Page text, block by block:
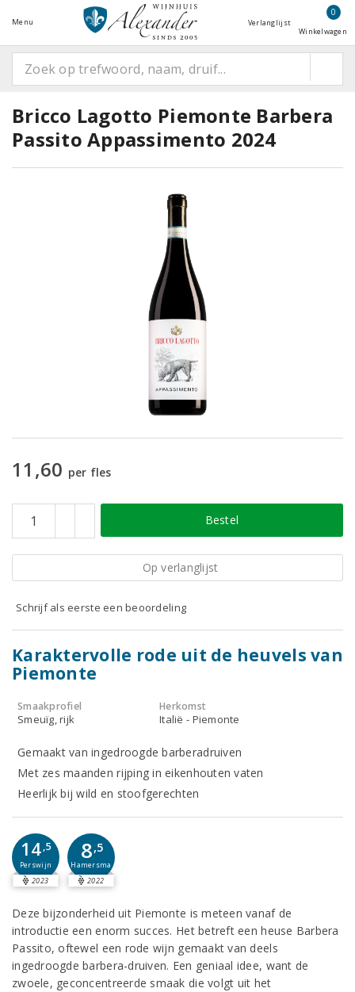
Menu Verlanglijst
0
Winkelwagen
Bricco Lagotto Piemonte Barbera
Passito Appassimento 2024
11,60 per fles
Bestel
Op verlanglijst
Schrijf als eerste een beoordeling
Karaktervolle rode uit de heuvels van
Piemonte
Smaakprofiel
Smeuïg, rijk
Herkomst
Italië - Piemonte
Gemaakt van ingedroogde barberadruiven
Met zes maanden rijping in eikenhouten vaten
Heerlijk bij wild en stoofgerechten
14,5
Perswijn
2023
8,5
Hamersma
2022
Deze bijzonderheid uit Piemonte is meteen vanaf de
introductie een enorm succes. Het betreft een heuse Barbera
Passito, oftewel een rode wijn gemaakt van deels
ingedroogde barbera-druiven. Een geniaal idee, want de
zwoele, geconcentreerde smaak die volgt uit het